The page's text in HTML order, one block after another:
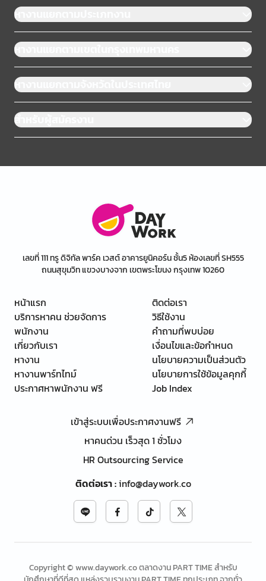
หางานแยกตามประเภทงาน
หางานแยกตามเขตในกรุงเทพมหานคร
หางานแยกตามจังหวัดในประเทศไทย
สำหรับผู้สมัครงาน
เลขที่ 111 ทรู ดิจิทัล พาร์ค เวสต์ อาคารยูนิคอร์น ชั้น5 ห้องเลขที่ SH555
ถนนสุขุมวิท แขวงบางจาก เขตพระโขนง กรุงเทพ 10260
หน้าแรก
บริการหาคน ช่วยจัดการ
พนักงาน
เกี่ยวกับเรา
หางาน
หางานพาร์ทไทม์
ประกาศหาพนักงาน ฟรี
ติดต่อเรา
วิธีใช้งาน
คำถามที่พบบ่อย
เงื่อนไขและข้อกำหนด
นโยบายความเป็นส่วนตัว
นโยบายการใช้ข้อมูลคุกกี้
Job Index
เข้าสู่ระบบเพื่อประกาศงานฟรี
หาคนด่วน เร็วสุด 1 ชั่วโมง
HR Outsourcing Service
ติดต่อเรา:info@daywork.co
Copyright © www.daywork.co ตลาดงาน PART TIME สำหรับ